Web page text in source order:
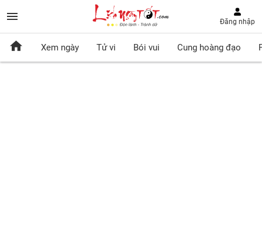
Đăng nhập
Xem ngày Tử vi Bói vui Cung hoàng đạo